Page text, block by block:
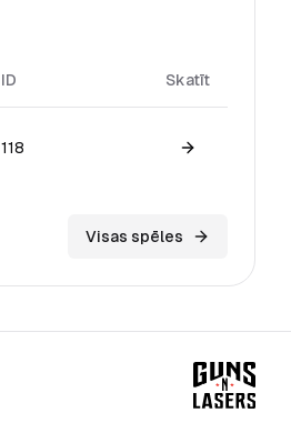
ID Skatīt
118
View game
Visas spēles